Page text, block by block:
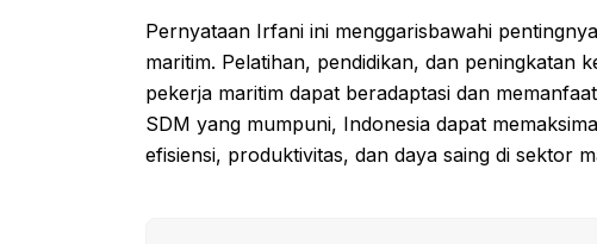
Pernyataan Irfani ini menggarisbawahi
maritim. Pelatihan, pendidikan, dan peningkatan
pekerja maritim dapat beradaptasi dan
SDM yang mumpuni, Indonesia dapat
efisiensi, produktivitas, dan daya saing di sektor